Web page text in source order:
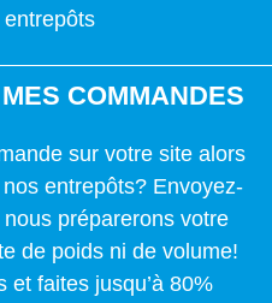
COMMANDES
sur votre site alors
entrepôts? Envoyez-
préparerons votre
de poids ni de volume!
et faites jusqu’à 80%